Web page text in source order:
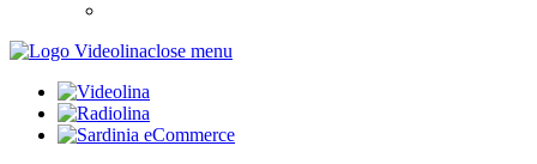
close menu